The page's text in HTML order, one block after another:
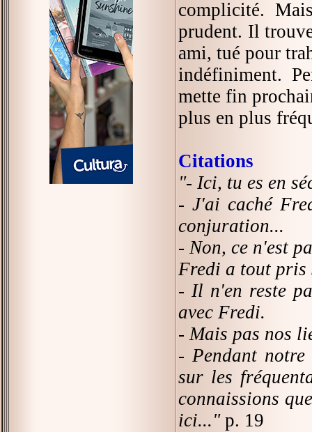
complicité.
prudent. Il
ami, tué pour
indéfiniment.
mette fin
plus en plus
Citations
"- Ici, tu es en
- J'ai caché
conjuration...
- Non, ce n'est
Fredi a tout
- Il n'en reste
avec Fredi.
- Mais pas nos
- Pendant notre
sur les
connaissions
ici..."p. 19